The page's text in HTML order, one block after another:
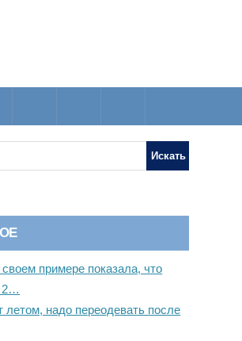
примере показала, что
2…
летом, надо переодевать после